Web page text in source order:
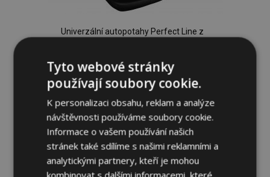
Univerzální autopotahy Perfect Line z
1 535,00 Kč
Přidat Do Košíku
Přidat
k
oblíbeným
Tyto webové stránky
používají soubory cookie.
K personalizaci obsahu, reklam a analýze
návštěvnosti používáme soubory cookie.
Informace o vašem používání našich
stránek také sdílíme s našimi reklamními a
analytickými partnery, kteří je mohou